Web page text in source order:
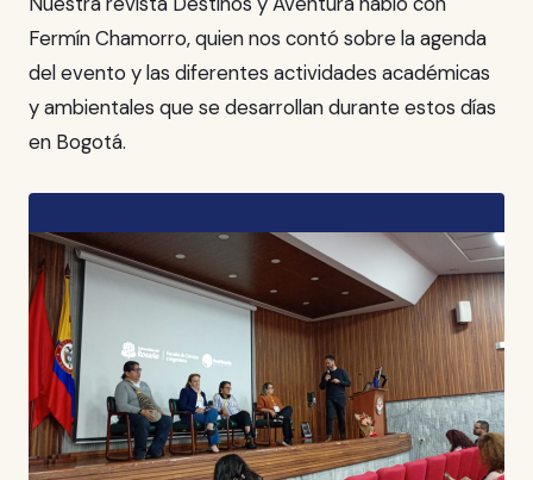
Fermín Chamorro, quien nos contó sobre la agenda
del evento y las diferentes actividades académicas
y ambientales que se desarrollan durante estos días
en Bogotá.